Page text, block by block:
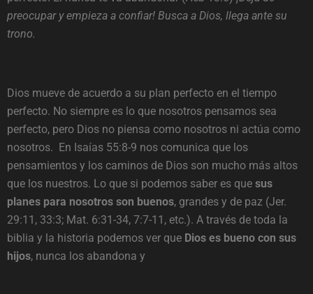
preocupar y empieza a confiar! Busca a Dios, llega ante su
trono.
Dios mueve de acuerdo a su plan perfecto en el tiempo
perfecto. No siempre es lo que nosotros pensamos sea
perfecto, pero Dios no piensa como nosotros ni actúa como
nosotros. En Isaías 55:8-9 nos comunica que los
pensamientos y los caminos de Dios son mucho más altos
que los nuestros. Lo que si podemos saber es que sus
planes para nosotros son buenos, grandes y de paz (Jer.
29:11, 33:3; Mat. 6:31-34, 7:7-11, etc.). A través de toda la
biblia y la historia podemos ver que Dios es bueno con sus
hijos, nunca los abandona y